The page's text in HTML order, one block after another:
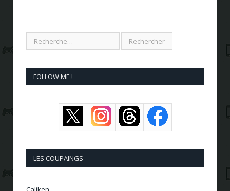
FOLLOW ME !
LES COUPAINGS